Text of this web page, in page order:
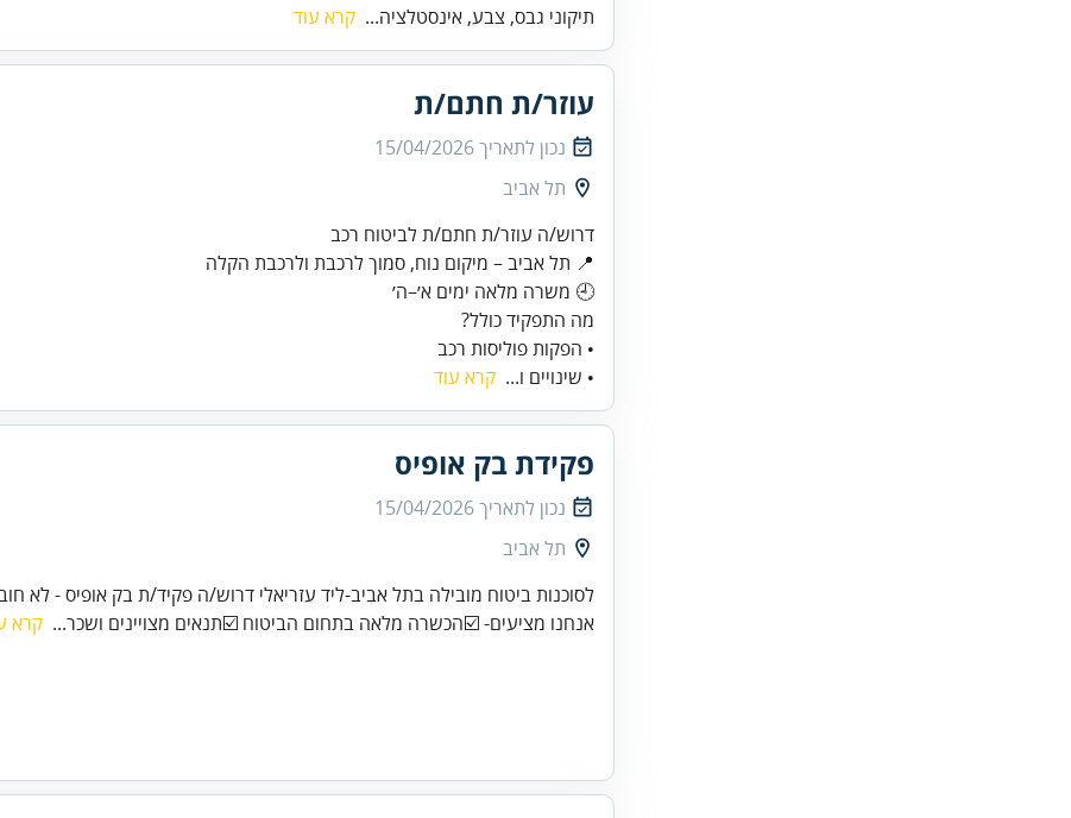
תיקוני גבס, צבע, אינסטלציה... קרא עוד
עוזר/ת חתם/ת
נכון לתאריך15/04/2026
תל אביב
• הפקות פוליסות רכב
• שינויים ו... קרא עוד
פקידת בק אופיס
נכון לתאריך15/04/2026
תל אביב
לסוכנות ביטוח מובילה בתל אביב-ליד עזריאלי דרוש/ה פקיד/ת בק אופיס - לא
אנחנו מציעים- ☑️הכשרה מלאה בתחום הביטוח ☑️תנאים מצויינים ושכר... קרא